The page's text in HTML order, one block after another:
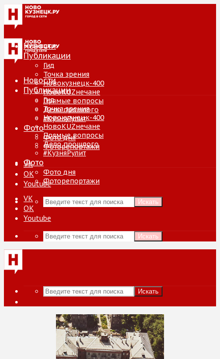
Новости
Публикации
Гид
Точка зрения
Новокузнецк-400
НовоKUZнечане
Прямые вопросы
Дело прошлого
#КузняРулит
Фото
Фото дня
Фоторепортажи
VK
ОК
Youtube
Искать
Новости
Публикации
Гид
Точка зрения
Новокузнецк-400
НовоKUZнечане
Прямые вопросы
Дело прошлого
#КузняРулит
Фото
Фото дня
Фоторепортажи
VK
ОК
Youtube
Искать
Искать